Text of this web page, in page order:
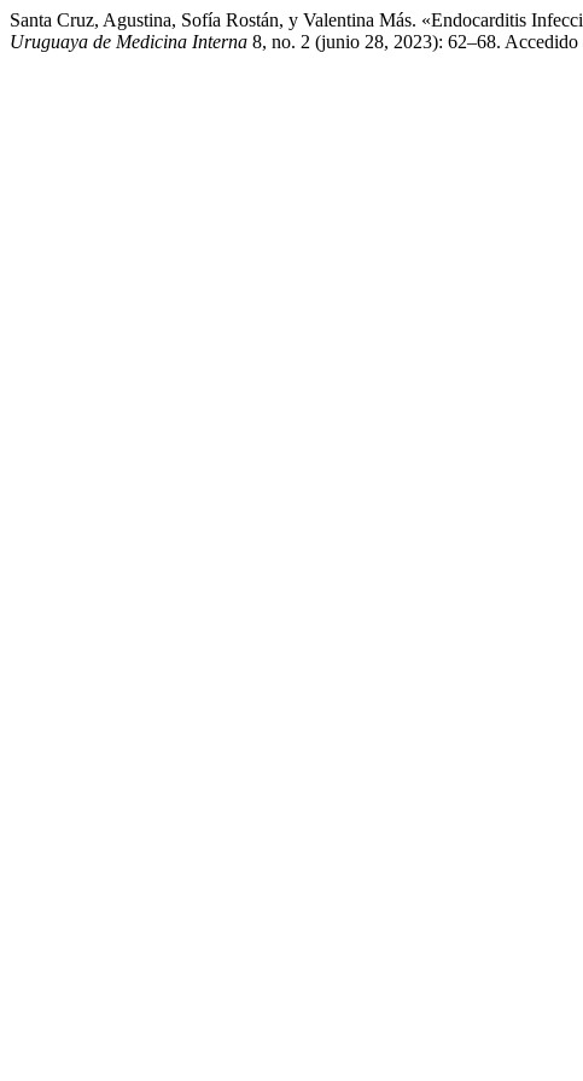
Santa Cruz, Agustina, Sofía Rostán, y Valentina Más. «Endocarditis
Uruguaya de Medicina Interna 8, no. 2 (junio 28, 2023): 62–68.